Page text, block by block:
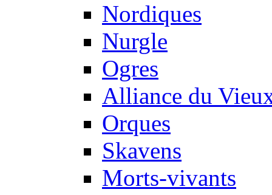
Nordiques
Nurgle
Ogres
Alliance du
Orques
Skavens
Morts-vivants